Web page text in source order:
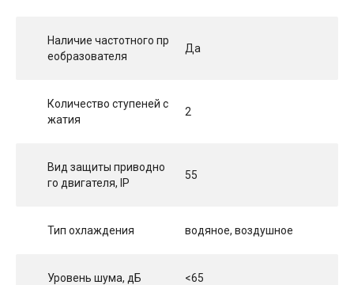
Наличие частотного пр
еобразователя
Да
Количество ступеней с
жатия
2
Вид защиты приводно
го двигателя, IP
55
Тип охлаждения водяное, воздушное
Уровень шума, дБ <65